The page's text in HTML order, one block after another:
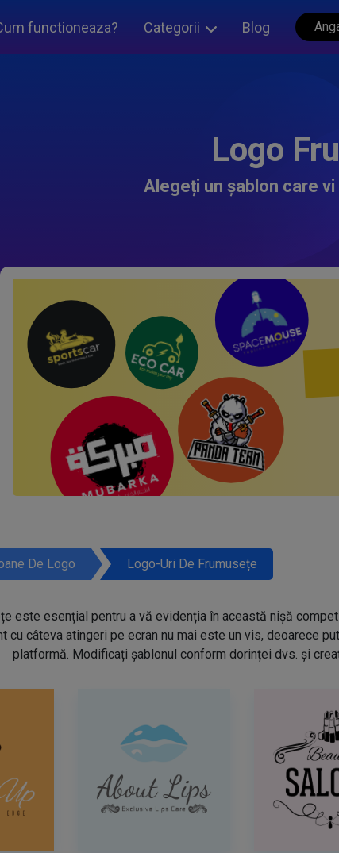
functioneaza? Categorii Blog
Logo
Alegeți un șablon care
De Logo Logo-Uri De Frumusețe
este esențial pentru a vă evidenția în această nișă
cu câteva atingeri pe ecran nu mai este un vis, deoarece
platformă. Modificați șablonul conform dorinței dvs. și